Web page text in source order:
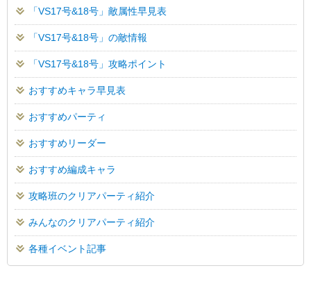
「VS17号&18号」敵属性早見表
「VS17号&18号」の敵情報
「VS17号&18号」攻略ポイント
おすすめキャラ早見表
おすすめパーティ
おすすめリーダー
おすすめ編成キャラ
攻略班のクリアパーティ紹介
みんなのクリアパーティ紹介
各種イベント記事